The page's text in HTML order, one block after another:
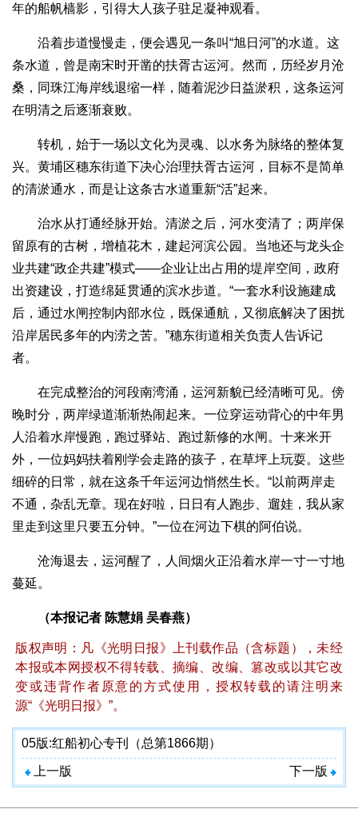
年的船帆樯影，引得大人孩子驻足凝神观看。
沿着步道慢慢走，便会遇见一条叫“旭日河”的水道。这
条水道，曾是南宋时开凿的扶胥古运河。然而，历经岁月沧
桑，同珠江海岸线退缩一样，随着泥沙日益淤积，这条运河
在明清之后逐渐衰败。
转机，始于一场以文化为灵魂、以水务为脉络的整体复
兴。黄埔区穗东街道下决心治理扶胥古运河，目标不是简单
的清淤通水，而是让这条古水道重新“活”起来。
治水从打通经脉开始。清淤之后，河水变清了；两岸保
留原有的古树，增植花木，建起河滨公园。当地还与龙头企
业共建“政企共建”模式——企业让出占用的堤岸空间，政府
出资建设，打造绵延贯通的滨水步道。“一套水利设施建成
后，通过水闸控制内部水位，既保通航，又彻底解决了困扰
沿岸居民多年的内涝之苦。”穗东街道相关负责人告诉记
者。
在完成整治的河段南湾涌，运河新貌已经清晰可见。傍
晚时分，两岸绿道渐渐热闹起来。一位穿运动背心的中年男
人沿着水岸慢跑，跑过驿站、跑过新修的水闸。十来米开
外，一位妈妈扶着刚学会走路的孩子，在草坪上玩耍。这些
细碎的日常，就在这条千年运河边悄然生长。“以前两岸走
不通，杂乱无章。现在好啦，日日有人跑步、遛娃，我从家
里走到这里只要五分钟。”一位在河边下棋的阿伯说。
沧海退去，运河醒了，人间烟火正沿着水岸一寸一寸地
蔓延。
（本报记者 陈慧娟 吴春燕）
版权声明：凡《光明日报》上刊载作品（含标题），未经
本报或本网授权不得转载、摘编、改编、篡改或以其它改
变或违背作者原意的方式使用，授权转载的请注明来
源“《光明日报》”。
05版:红船初心专刊（总第1866期）
上一版 下一版